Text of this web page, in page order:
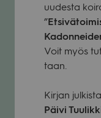
uudesta
”
Voit myös
taan.
Kir­jan
Päivi